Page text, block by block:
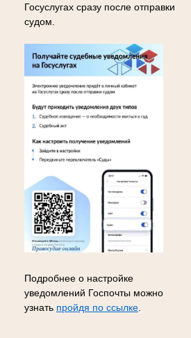
Госуслугах сразу после отправки
судом.
Подробнее о настройке
уведомлений Госпочты можно
узнать пройдя по ссылке